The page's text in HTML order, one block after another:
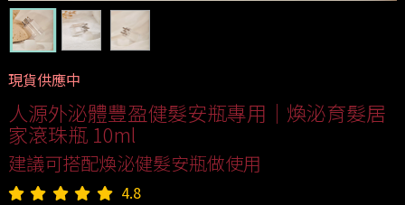
現貨供應中
人源外泌體豐盈健髮安瓶專用｜煥泌育髮居
家滾珠瓶 10ml
建議可搭配煥泌健髮安瓶做使用
4.8